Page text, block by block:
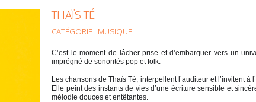
THAÏS TÉ
CATÉGORIE : MUSIQUE
C’est le moment de lâcher prise et d’embarquer vers un
imprégné de sonorités pop et folk.
Les chansons de Thaïs Té, interpellent l’auditeur et l’invitent à
Elle peint des instants de vies d’une écriture sensible et
mélodie douces et entêtantes.